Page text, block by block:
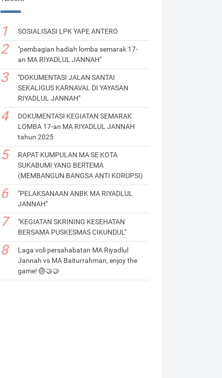
SOSIALISASI LPK YAPE ANTERO
"pembagian hadiah lomba semarak 17-
an MA RIYADLUL JANNAH"
"DOKUMENTASI JALAN SANTAI
SEKALIGUS KARNAVAL DI YAYASAN
RIYADLUL JANNAH"
DOKUMENTASI KEGIATAN SEMARAK
LOMBA 17-an MA RIYADLUL JANNAH
tahun 2025
RAPAT KUMPULAN MA SE KOTA
SUKABUMI YANG BERTEMA
(MEMBANGUN BANGSA ANTI KORUPSI)
"PELAKSANAAN ANBK MA RIYADLUL
JANNAH"
"KEGIATAN SKRINING KESEHATAN
BERSAMA PUSKESMAS CIKUNDUL"
Laga voli persahabatan MA Riyadlul
Jannah vs MA Baiturrahman, enjoy the
game! 🏐🤝🤝